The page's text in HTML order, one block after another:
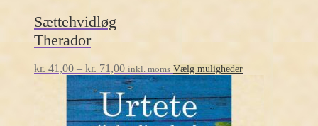
Sættehvidløg
Therador
kr. 41,00 – kr. 71,00Prisinterval:
kr. 41,00
til
kr. 71,00
inkl. moms Vælg mulighederDette